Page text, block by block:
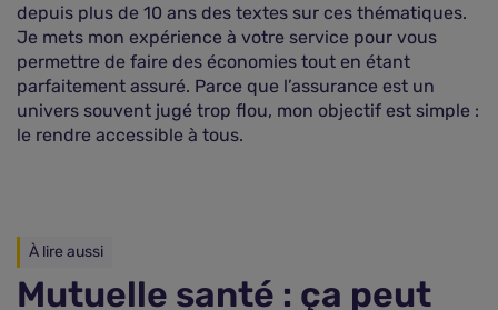
depuis plus de 10 ans des textes sur ces thématiques.
Je mets mon expérience à votre service pour vous
permettre de faire des économies tout en étant
parfaitement assuré. Parce que l’assurance est un
univers souvent jugé trop flou, mon objectif est simple :
le rendre accessible à tous.
À lire aussi
Mutuelle santé : ça peut